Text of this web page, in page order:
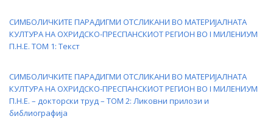
СИМБОЛИЧКИТЕ ПАРАДИГМИ ОТСЛИКАНИ ВО МАТЕРИЈАЛНАТА
КУЛТУРА НА ОХРИДСКО-ПРЕСПАНСКИОТ РЕГИОН ВО I МИЛЕНИУМ
П.Н.Е. ТОМ 1: Текст
СИМБОЛИЧКИТЕ ПАРАДИГМИ ОТСЛИКАНИ ВО МАТЕРИЈАЛНАТА
КУЛТУРА НА ОХРИДСКО-ПРЕСПАНСКИОТ РЕГИОН ВО I МИЛЕНИУМ
П.Н.Е. – докторски труд – ТОМ 2: Ликовни прилози и
библиографија